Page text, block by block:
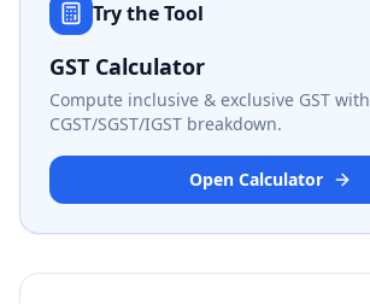
Try the Tool
GST Calculator
Compute inclusive & exclusive GST with
CGST/SGST/IGST breakdown.
Open Calculator